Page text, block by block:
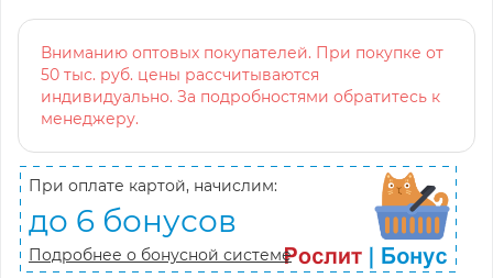
Вниманию оптовых покупателей. При покупке от
50 тыс. руб. цены рассчитываются
индивидуально. За подробностями обратитесь к
менеджеру.
При оплате картой, начислим:
до 6 бонусов
Подробнее о бонусной системе